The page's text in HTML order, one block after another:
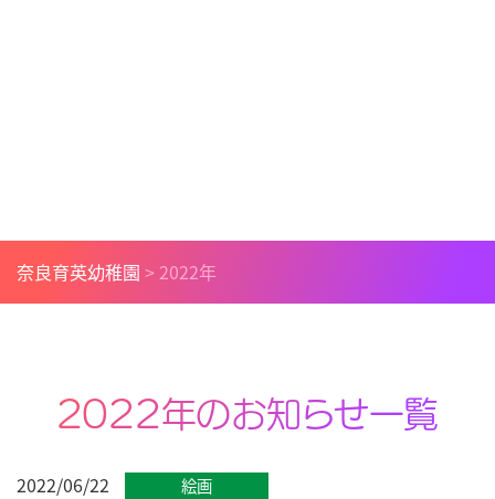
奈良育英幼稚園 > 2022年
2022年のお知らせ一覧
2022/06/22 絵画